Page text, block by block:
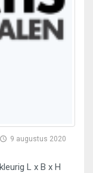
9 augustus 2020
L x B x H